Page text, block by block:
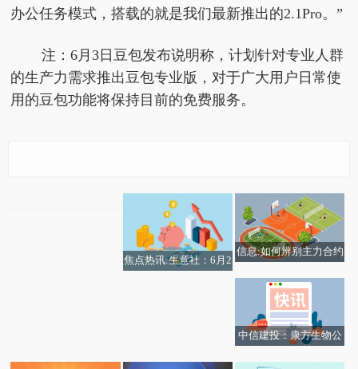
办公任务模式，搭载的就是我们最新推出的2.1Pro。”
注：6月3日豆包发布说明称，计划针对专业人群
的生产力需求推出豆包专业版，对于广大用户日常使
用的豆包功能将保持目前的免费服务。
焦点热讯:生意社：6月2
信息:如何辨别主力合约
中信建投：康方生物公